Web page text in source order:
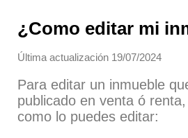
¿Como editar mi
Última actualización 19/07/2024
Para editar un inmueble
publicado en venta ó
como lo puedes editar: